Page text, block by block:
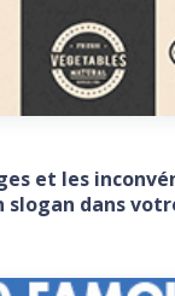
et les
slogan dans